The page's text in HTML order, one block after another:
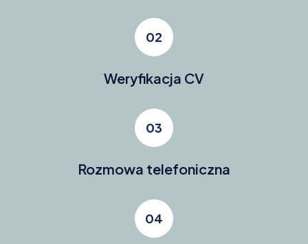
02
Weryfikacja CV
03
Rozmowa telefoniczna
04